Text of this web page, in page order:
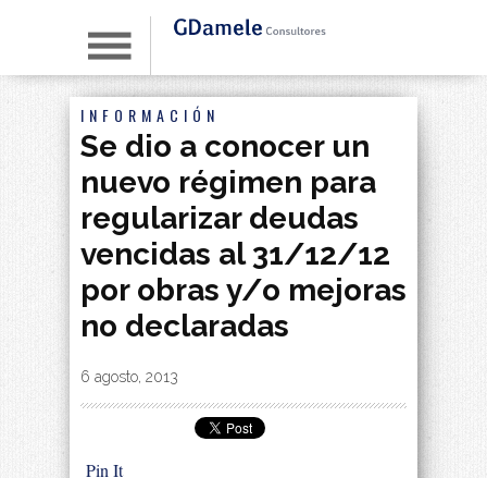
INFORMACIÓN
Se dio a conocer un
nuevo régimen para
regularizar deudas
vencidas al 31/12/12
por obras y/o mejoras
no declaradas
By|
6 agosto, 2013
Pin It